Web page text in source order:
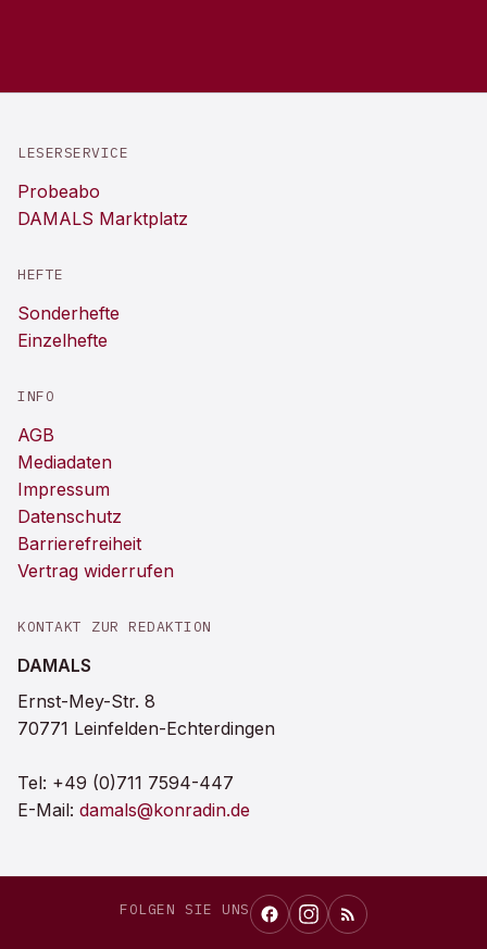
LESERSERVICE
Probeabo
DAMALS Marktplatz
HEFTE
Sonderhefte
Einzelhefte
INFO
AGB
Mediadaten
Impressum
Datenschutz
Barrierefreiheit
Vertrag widerrufen
KONTAKT ZUR REDAKTION
DAMALS
Ernst-Mey-Str. 8
70771 Leinfelden-Echterdingen
Tel: +49 (0)711 7594-447
E-Mail: damals@konradin.de
FOLGEN SIE UNS